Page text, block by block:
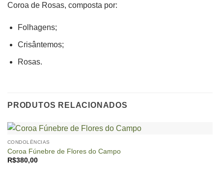
Coroa de Rosas, composta por:
Folhagens;
Crisântemos;
Rosas.
PRODUTOS RELACIONADOS
CONDOLÊNCIAS
Coroa Fúnebre de Flores do Campo
R$380,00